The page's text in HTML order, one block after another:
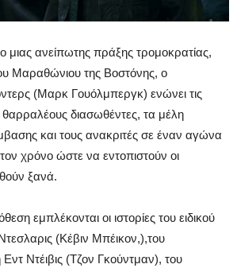
μιας ανείπωτης πράξης τρομοκρατίας,
Μαραθώνιου της Βοστόνης, ο
(Μαρκ Γουόλμπεργκ) ενώνει τις
θαρραλέους διασωθέντες, τα μέλη
και τους ανακριτές σε έναν αγώνα
χρόνο ώστε να εντοπιστούν οι
ξανά.
εμπλέκονται οι ιστορίες του ειδικού
(Κέβιν Μπέικον,),του
Εντ Ντέιβις (Τζον Γκούντμαν), του